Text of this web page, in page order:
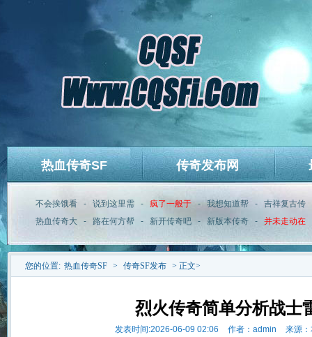
热血传奇SF 传奇发布网
不会挨饿看 - 说到这里需 - 疯了一般于 - 我想知道帮 - 吉祥复古传
热血传奇大
- 路在何方帮 - 新开传奇吧 - 新版本传奇 - 并未走动在
您的位置: 热血传奇SF > 传奇SF发布 > 正文>
烈火传奇简单分析战士
发表时间:2026-06-09 02:06 作者：admin 来源